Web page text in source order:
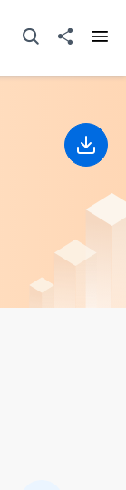
打開搜尋器分享至
下載